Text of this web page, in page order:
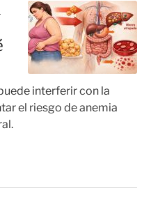
interferir con la
el riesgo de anemia